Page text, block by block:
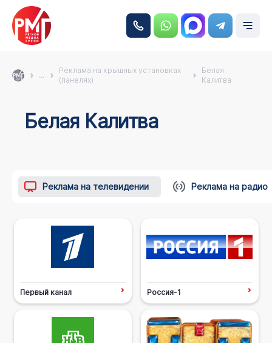
...
Реклама на крышных установках
(панелях)
Белая
Калитва
Белая Калитва
Реклама на телевидении Реклама на радио
Первый канал Россия-1